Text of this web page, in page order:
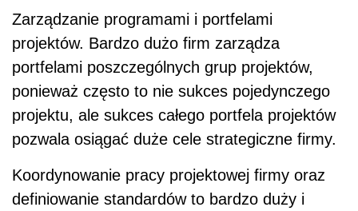
Zarządzanie programami i portfelami
projektów. Bardzo dużo firm zarządza
portfelami poszczególnych grup projektów,
ponieważ często to nie sukces pojedynczego
projektu, ale sukces całego portfela projektów
pozwala osiągać duże cele strategiczne firmy.
Koordynowanie pracy projektowej firmy oraz
definiowanie standardów to bardzo duży i